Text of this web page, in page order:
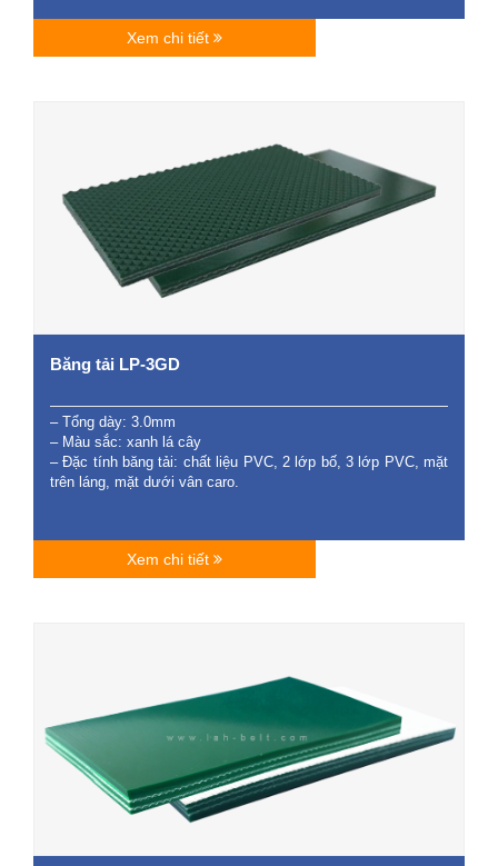
Xem chi tiết
Băng tải LP-3GD
– Tổng dày: 3.0mm
– Màu sắc: xanh lá cây
– Đặc tính băng tải: chất liệu PVC, 2 lớp bố, 3 lớp PVC, mặt
trên láng, mặt dưới vân caro.
Xem chi tiết